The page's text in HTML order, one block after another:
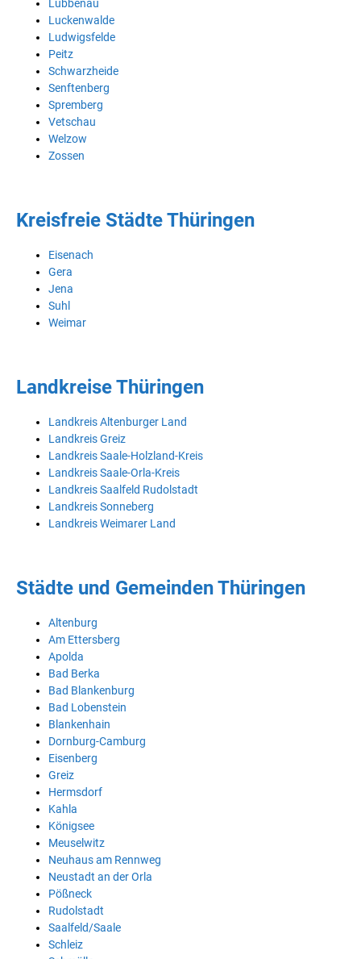
Lübbenau
Luckenwalde
Ludwigsfelde
Peitz
Schwarzheide
Senftenberg
Spremberg
Vetschau
Welzow
Zossen
Kreisfreie Städte Thüringen
Eisenach
Gera
Jena
Suhl
Weimar
Landkreise Thüringen
Landkreis Altenburger Land
Landkreis Greiz
Landkreis Saale-Holzland-Kreis
Landkreis Saale-Orla-Kreis
Landkreis Saalfeld Rudolstadt
Landkreis Sonneberg
Landkreis Weimarer Land
Städte und Gemeinden Thüringen
Altenburg
Am Ettersberg
Apolda
Bad Berka
Bad Blankenburg
Bad Lobenstein
Blankenhain
Dornburg-Camburg
Eisenberg
Greiz
Hermsdorf
Kahla
Königsee
Meuselwitz
Neuhaus am Rennweg
Neustadt an der Orla
Pößneck
Rudolstadt
Saalfeld/Saale
Schleiz